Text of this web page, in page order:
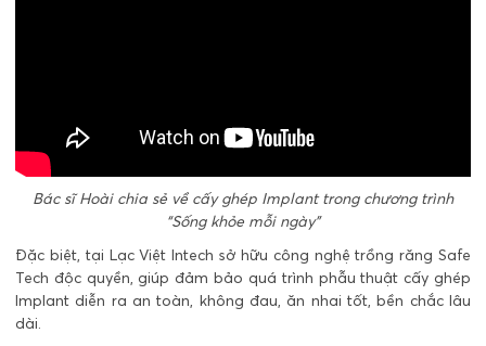
Bác sĩ Hoài chia sẻ về cấy ghép Implant trong chương trình
“Sống khỏe mỗi ngày”
Đặc biệt, tại Lạc Việt Intech sở hữu công nghệ trồng răng Safe
Tech độc quyền, giúp đảm bảo quá trình phẫu thuật cấy ghép
Implant diễn ra an toàn, không đau, ăn nhai tốt, bền chắc lâu
dài.